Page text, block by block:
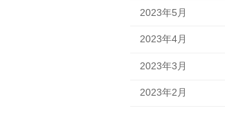
2023年5月
2023年4月
2023年3月
2023年2月